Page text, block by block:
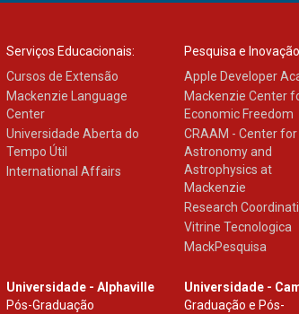
Serviços Educacionais:
Cursos de Extensão
Mackenzie Language
Center
Universidade Aberta do
Tempo Útil
International Affairs
Pesquisa e
Apple Developer
Mackenzie Center
Economic Freedom
CRAAM - Center for
Astronomy and
Astrophysics at
Mackenzie
Research
Vitrine Tecnologica
MackPesquisa
Universidade - Alphaville
Pós-Graduação
Universidade -
Graduação e Pós-